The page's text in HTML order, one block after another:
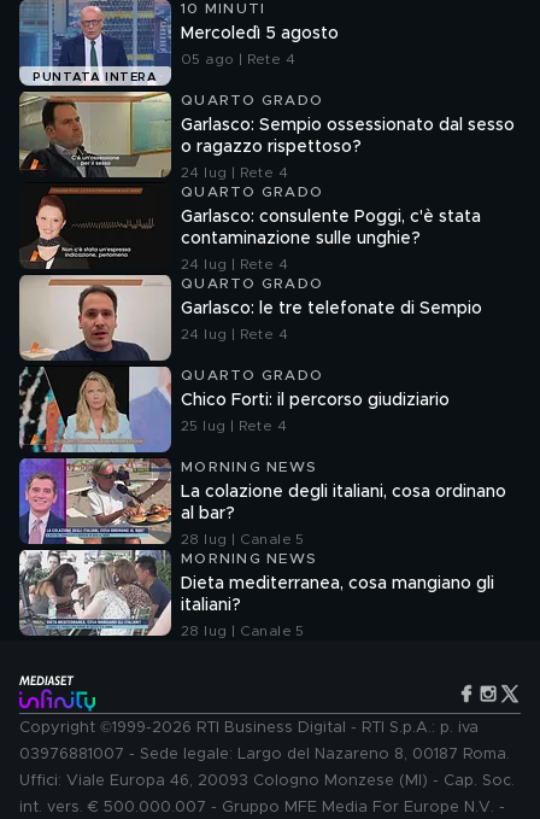
PUNTATA INTERA
10 MINUTI
Mercoledì 5 agosto
05 ago | Rete 4
QUARTO GRADO
Garlasco: Sempio ossessionato dal sesso
o ragazzo rispettoso?
24 lug | Rete 4
QUARTO GRADO
Garlasco: consulente Poggi, c'è stata
contaminazione sulle unghie?
24 lug | Rete 4
QUARTO GRADO
Garlasco: le tre telefonate di Sempio
24 lug | Rete 4
QUARTO GRADO
Chico Forti: il percorso giudiziario
25 lug | Rete 4
MORNING NEWS
La colazione degli italiani, cosa ordinano
al bar?
28 lug | Canale 5
MORNING NEWS
Dieta mediterranea, cosa mangiano gli
italiani?
28 lug | Canale 5
Copyright ©1999-2026 RTI Business Digital - RTI S.p.A.: p. iva
03976881007 - Sede legale: Largo del Nazareno 8, 00187 Roma.
Uffici: Viale Europa 46, 20093 Cologno Monzese (MI) - Cap. Soc.
int. vers. € 500.000.007 - Gruppo MFE Media For Europe N.V. -